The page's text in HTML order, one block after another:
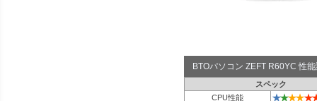
BTOパソコン ZEFT R60YC 性
スペック
CPU性能
★★★★★